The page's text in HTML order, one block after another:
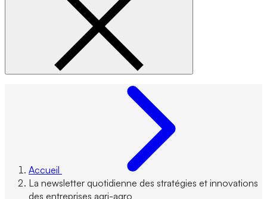
Accueil
La newsletter quotidienne des stratégies et innovations
des entreprises agri-agro